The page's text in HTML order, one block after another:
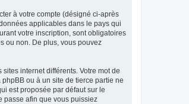
à votre compte (désigné ci-après
applicables dans le pays qui
votre inscription, sont obligatoires
ou non. De plus, vous pouvez
internet différents. Votre mot de
ou à un site de tierce partie ne
est proposée par défaut sur le
passe afin que vous puissiez